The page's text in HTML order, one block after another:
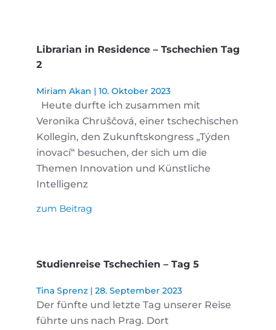
Librarian in Residence – Tschechien Tag
2
Miriam Akan 10. Oktober 2023
Heute durfte ich zusammen mit
Veronika Chruščová, einer tschechischen
Kollegin, den Zukunftskongress „Týden
inovací“ besuchen, der sich um die
Themen Innovation und Künstliche
Intelligenz
zum Beitrag
Studienreise Tschechien – Tag 5
Tina Sprenz 28. September 2023
Der fünfte und letzte Tag unserer Reise
führte uns nach Prag. Dort